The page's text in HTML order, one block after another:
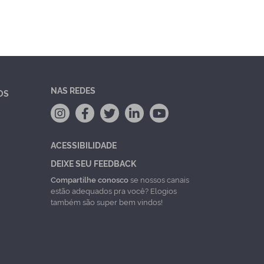
NAS REDES
ACESSIBILIDADE
DEIXE SEU FEEDBACK
Compartilhe conoscose nossos canais
estão adequados pra você? Elogios
também são super bem vindos!